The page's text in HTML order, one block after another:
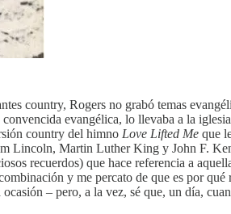
country, Rogers no grabó temas
evangélica, lo llevaba a la
country del himno Love Lifted Me que
Lincoln, Martin Luther King y John F.
recuerdos) que hace referencia a
y me percato de que es por
– pero, a la vez, sé que, un día,